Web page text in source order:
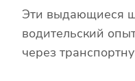
Эти выдающиеся
водительский
через